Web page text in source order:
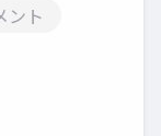
ント